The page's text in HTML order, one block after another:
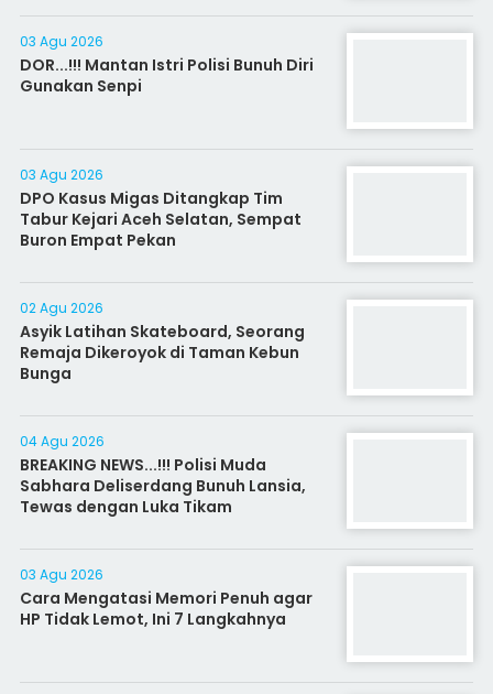
03 Agu 2026
DOR...!!! Mantan Istri Polisi Bunuh Diri
Gunakan Senpi
03 Agu 2026
DPO Kasus Migas Ditangkap Tim
Tabur Kejari Aceh Selatan, Sempat
Buron Empat Pekan
02 Agu 2026
Asyik Latihan Skateboard, Seorang
Remaja Dikeroyok di Taman Kebun
Bunga
04 Agu 2026
BREAKING NEWS...!!! Polisi Muda
Sabhara Deliserdang Bunuh Lansia,
Tewas dengan Luka Tikam
03 Agu 2026
Cara Mengatasi Memori Penuh agar
HP Tidak Lemot, Ini 7 Langkahnya